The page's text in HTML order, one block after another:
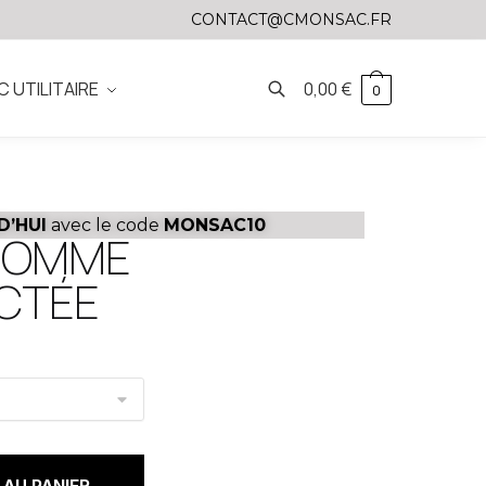
CONTACT@CMONSAC.FR
UTILITAIRE 0,00 € 0
avec le code MONSAC10